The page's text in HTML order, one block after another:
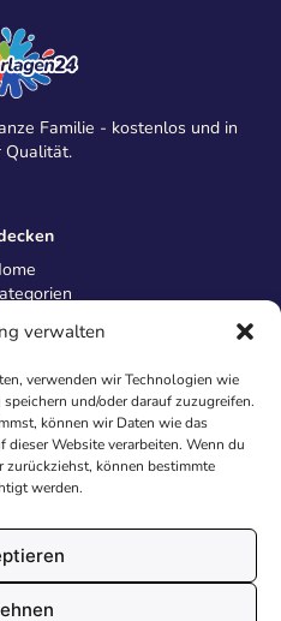
verwalten
verwenden wir Technologien wie
und/oder darauf zuzugreifen.
können wir Daten wie das
Website verarbeiten. Wenn du
können bestimmte
werden.
Familie - kostenlos und in
Qualität.
uns